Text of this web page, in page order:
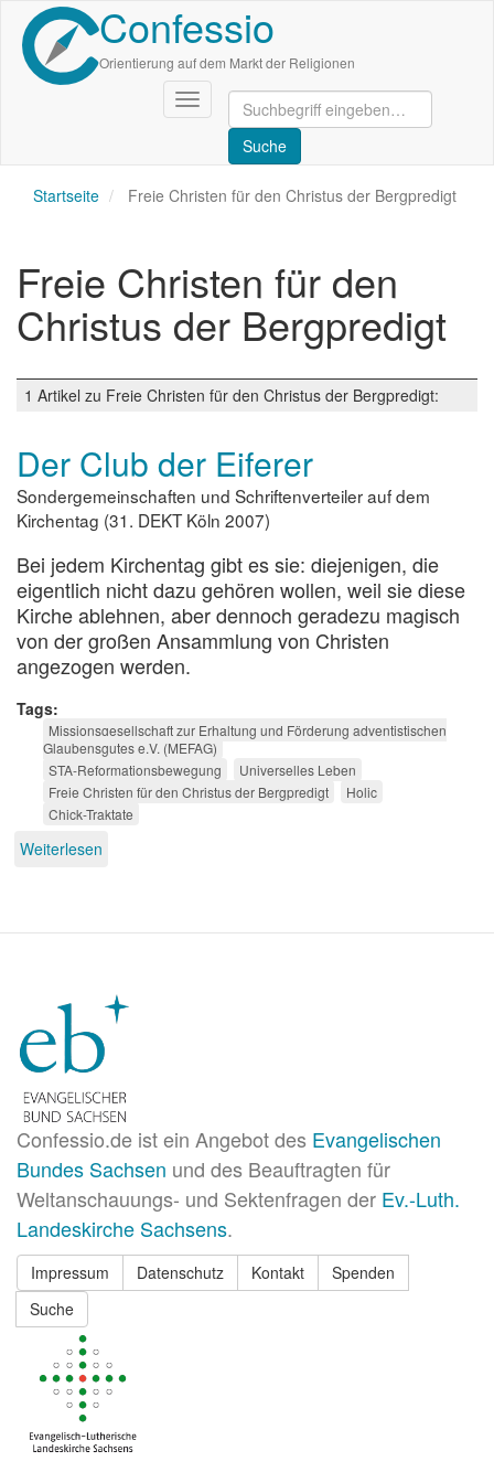
Direkt
zum
Inhalt
Confessio
Orientierung auf dem Markt der Religionen
Navigation
aktivieren/deaktivieren
Startseite Freie Christen für den Christus der Bergpredigt
Freie Christen für den
Christus der Bergpredigt
1 Artikel zu Freie Christen für den Christus der Bergpredigt:
Der Club der Eiferer
Sondergemeinschaften und Schriftenverteiler auf dem
Kirchentag (31. DEKT Köln 2007)
Bei jedem Kirchentag gibt es sie: diejenigen, die
eigentlich nicht dazu gehören wollen, weil sie diese
Kirche ablehnen, aber dennoch geradezu magisch
von der großen Ansammlung von Christen
angezogen werden.
Tags
Missionsgesellschaft zur Erhaltung und Förderung adventistischen
Glaubensgutes e.V. (MEFAG)
STA-Reformationsbewegung
Universelles Leben
Freie Christen für den Christus der Bergpredigt
Holic
Chick-Traktate
Weiterlesen
Eiferer
Confessio.de ist ein Angebot des Evangelischen
Bundes Sachsen und des Beauftragten für
Weltanschauungs- und Sektenfragen der Ev.-Luth.
Landeskirche Sachsens.
Impressum Datenschutz Kontakt
Spenden
Suche